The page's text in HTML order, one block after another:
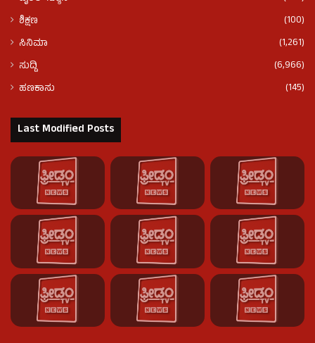
ಶಿಕ್ಷಣ
(100)
ಸಿನಿಮಾ
(1,261)
ಸುದ್ದಿ
(6,966)
ಹಣಕಾಸು
(145)
Last Modified Posts